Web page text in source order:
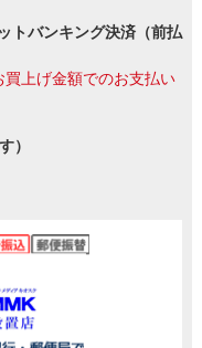
トバンキング決済（前払
上げ金額でのお支払い
）